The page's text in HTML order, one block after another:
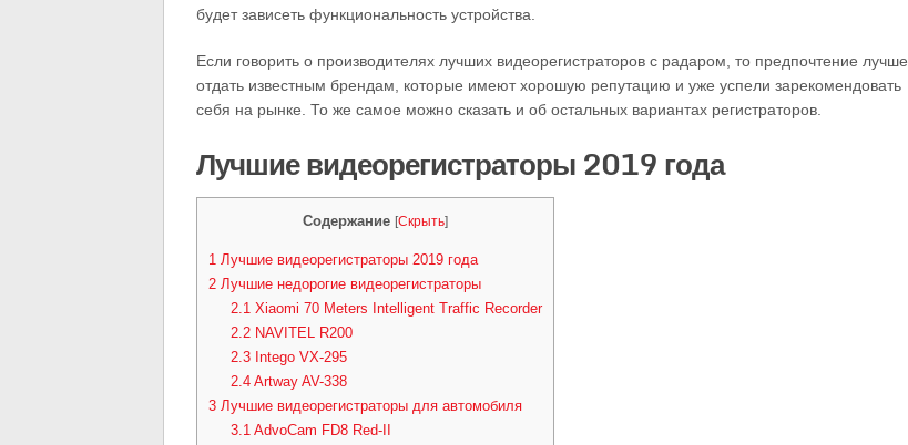
будет зависеть функциональность устройства.
Если говорить о производителях лучших видеорегистраторов с радаром, то предпочтение лучше
отдать известным брендам, которые имеют хорошую репутацию и уже успели зарекомендовать
себя на рынке. То же самое можно сказать и об остальных вариантах регистраторов.
Лучшие видеорегистраторы 2019 года
Содержание [Скрыть]
1Лучшие видеорегистраторы 2019 года
2Лучшие недорогие видеорегистраторы
2.1Xiaomi 70 Meters Intelligent Traffic Recorder
2.2NAVITEL R200
2.3Intego VX-295
2.4Artway AV-338
3Лучшие видеорегистраторы для автомобиля
3.1AdvoCam FD8 Red-II